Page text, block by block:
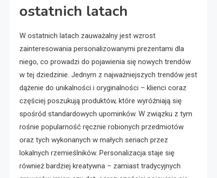
ostatnich latach
W ostatnich latach zauważalny jest wzrost
zainteresowania personalizowanymi prezentami dla
niego, co prowadzi do pojawienia się nowych trendów
w tej dziedzinie. Jednym z najważniejszych trendów jest
dążenie do unikalności i oryginalności – klienci coraz
częściej poszukują produktów, które wyróżniają się
spośród standardowych upominków. W związku z tym
rośnie popularność ręcznie robionych przedmiotów
oraz tych wykonanych w małych seriach przez
lokalnych rzemieślników. Personalizacja staje się
również bardziej kreatywna – zamiast tradycyjnych